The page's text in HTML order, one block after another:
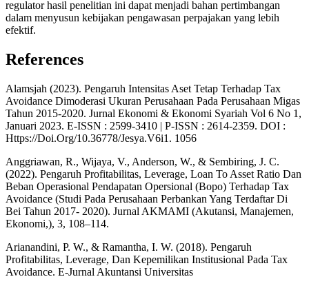
regulator hasil penelitian ini dapat menjadi bahan pertimbangan
dalam menyusun kebijakan pengawasan perpajakan yang lebih
efektif.
References
Alamsjah (2023). Pengaruh Intensitas Aset Tetap Terhadap Tax
Avoidance Dimoderasi Ukuran Perusahaan Pada Perusahaan Migas
Tahun 2015-2020. Jurnal Ekonomi & Ekonomi Syariah Vol 6 No 1,
Januari 2023. E-ISSN : 2599-3410 | P-ISSN : 2614-2359. DOI :
Https://Doi.Org/10.36778/Jesya.V6i1. 1056
Anggriawan, R., Wijaya, V., Anderson, W., & Sembiring, J. C.
(2022). Pengaruh Profitabilitas, Leverage, Loan To Asset Ratio Dan
Beban Operasional Pendapatan Opersional (Bopo) Terhadap Tax
Avoidance (Studi Pada Perusahaan Perbankan Yang Terdaftar Di
Bei Tahun 2017- 2020). Jurnal AKMAMI (Akutansi, Manajemen,
Ekonomi,), 3, 108–114.
Arianandini, P. W., & Ramantha, I. W. (2018). Pengaruh
Profitabilitas, Leverage, Dan Kepemilikan Institusional Pada Tax
Avoidance. E-Jurnal Akuntansi Universitas